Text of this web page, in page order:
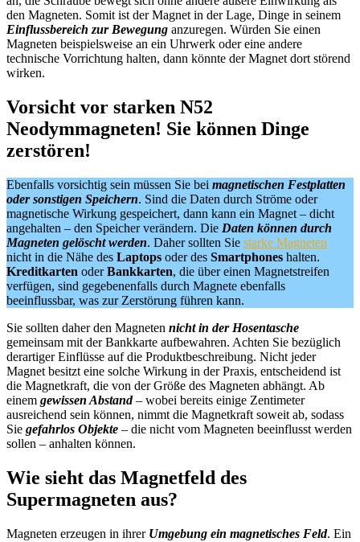
den Magneten. Somit ist der Magnet in der Lage, Dinge in seinem
Einflussbereich zur Bewegung anzuregen. Würden Sie einen
Magneten beispielsweise an ein Uhrwerk oder eine andere
technische Vorrichtung halten, dann könnte der Magnet dort störend
wirken.
Vorsicht vor starken N52
Neodymmagneten! Sie können Dinge
zerstören!
Ebenfalls vorsichtig sein müssen Sie bei magnetischen Festplatten
oder sonstigen Speichern. Sind die Daten durch Ströme oder
magnetische Wirkung gespeichert, dann kann ein Magnet – dicht
angehalten – den Speicher verändern. Die Daten können durch
Magneten gelöscht werden. Daher sollten Sie starke Magneten
nicht in die Nähe des Laptops oder des Smartphones halten.
Kreditkarten oderBankkarten, die über einen Magnetstreifen
verfügen, sind gegebenenfalls durch Magnete ebenfalls
beeinflussbar, was zur Zerstörung führen kann.
Sie sollten daher den Magneten nicht in der Hosentasche
gemeinsam mit der Bankkarte aufbewahren. Achten Sie bezüglich
derartiger Einflüsse auf die Produktbeschreibung. Nicht jeder
Magnet besitzt eine solche Wirkung in der Praxis, entscheidend ist
die Magnetkraft, die von der Größe des Magneten abhängt. Ab
einem gewissen Abstand– wobei bereits einige Zentimeter
ausreichend sein können, nimmt die Magnetkraft soweit ab, sodass
Sie gefahrlos Objekte – die nicht vom Magneten beeinflusst werden
sollen – anhalten können.
Wie sieht das Magnetfeld des
Supermagneten aus?
Magneten erzeugen in ihrer Umgebung ein magnetisches Feld. Ein